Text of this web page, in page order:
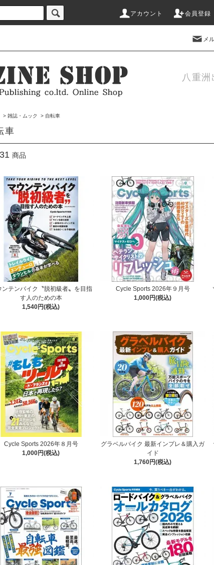
アカウント 会員登録
メ
八重
> 雑誌・ムック > 自転車
車
商品
ンテンバイク〝脱初級者〟を目指
す人のための本
1,540円(税込)
Cycle Sports 2026年９月号
1,000円(税込)
Cycle Sports 2026年８月号
1,000円(税込)
グラベルバイク 最新インプレ＆購入ガ
イド
1,760円(税込)